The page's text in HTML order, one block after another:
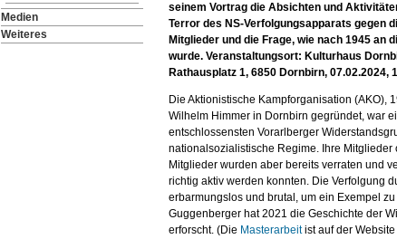
seinem Vortrag die Absichten und
Terror des NS-Verfolgungsapparats gegen
Mitglieder und die Frage, wie nach 1945 an
wurde. Veranstaltungsort: Kulturhaus
Rathausplatz 1, 6850 Dornbirn, 07.02.2024,
Die Aktionistische Kampforganisation (AKO),
Wilhelm Himmer in Dornbirn gegründet, war
entschlossensten Vorarlberger
nationalsozialistische Regime. Ihre Mitglieder
Mitglieder wurden aber bereits verraten und
richtig aktiv werden konnten. Die Verfolgung
erbarmungslos und brutal, um ein Exempel
Guggenberger hat 2021 die Geschichte der
erforscht. (Die Masterarbeitist auf der
Medien
Weiteres